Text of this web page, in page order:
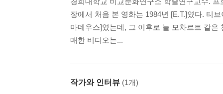
장에서 처음 본 영화는 1984년 [E.T.]였다. 티
마데우스]였는데, 그 이후로 늘 모차르트 같은
매한 비디오는...
작가와 인터뷰 (1개)